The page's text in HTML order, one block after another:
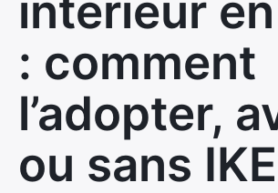
: comment
l’adopter,
ou sans